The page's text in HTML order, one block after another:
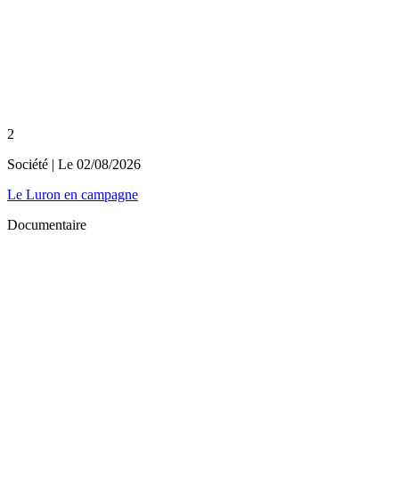
2
Société | Le 02/08/2026
Le Luron en campagne
Documentaire